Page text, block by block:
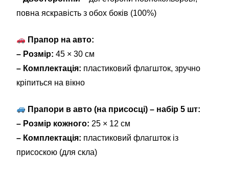
повна яскравість з обох боків (100%)
Прапор на авто:
– Розмір: 45 × 30 см
– Комплектація: пластиковий флагшток, зручно
кріпиться на вікно
Прапори в авто (на присосці) – набір 5 шт:
– Розмір кожного: 25 × 12 см
– Комплектація: пластиковий флагшток із
присоскою (для скла)